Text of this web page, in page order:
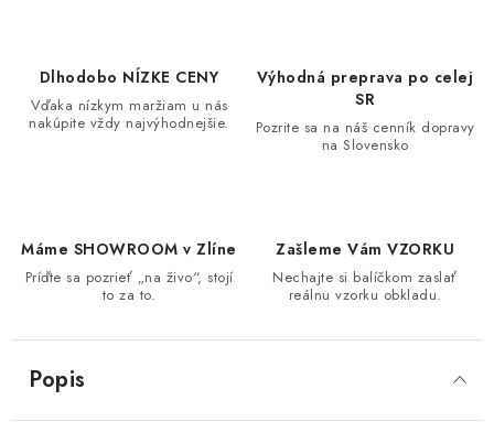
Dlhodobo NÍZKE CENY
Vďaka nízkym maržiam u nás
nakúpite vždy najvýhodnejšie.
Výhodná preprava po celej
SR
Pozrite sa na náš cenník dopravy
na Slovensko
Máme SHOWROOM v Zlíne
Príďte sa pozrieť „na živo“, stojí
to za to.
Zašleme Vám VZORKU
Nechajte si balíčkom zaslať
reálnu vzorku obkladu.
Popis